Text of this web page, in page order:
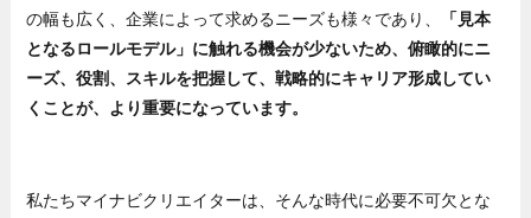
の幅も広く、企業によって求めるニーズも様々であり、
「見本
となるロールモデル」に触れる機会が少ないため、俯瞰的にニ
ーズ、役割、スキルを把握して、戦略的にキャリア形成してい
くことが、より重要になっています。
私たちマイナビクリエイターは、そんな時代に必要不可欠とな